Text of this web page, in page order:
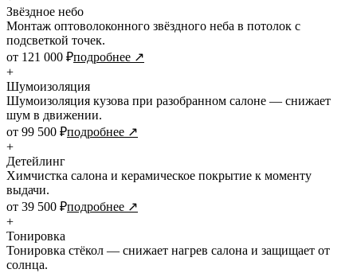
Звёздное небо
Монтаж оптоволоконного звёздного неба в потолок с
подсветкой точек.
от 121 000 ₽подробнее ↗
+
Шумоизоляция
Шумоизоляция кузова при разобранном салоне — снижает
шум в движении.
от 99 500 ₽подробнее ↗
+
Детейлинг
Химчистка салона и керамическое покрытие к моменту
выдачи.
от 39 500 ₽подробнее ↗
+
Тонировка
Тонировка стёкол — снижает нагрев салона и защищает от
солнца.